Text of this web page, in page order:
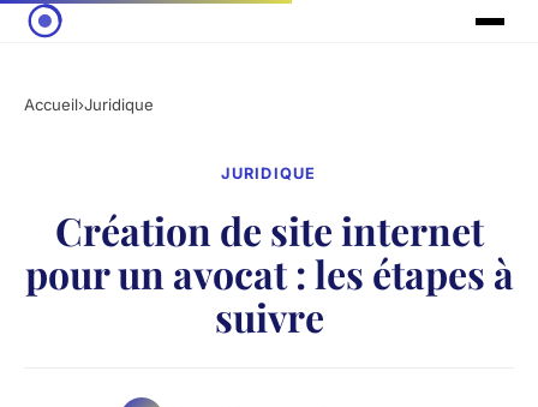
Accueil›Juridique
JURIDIQUE
Création de site internet
pour un avocat : les étapes à
suivre